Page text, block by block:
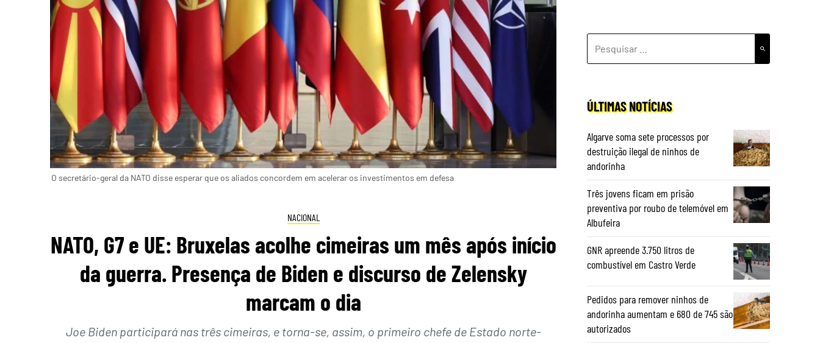
O secretário-geral da NATO disse esperar que os aliados concordem em acelerar os investimentos em defesa
NACIONAL
NATO, G7 e UE: Bruxelas acolhe cimeiras um mês após início
da guerra. Presença de Biden e discurso de Zelensky
marcam o dia
Joe Biden participará nas três cimeiras, e torna-se, assim, o primeiro chefe de Estado norte-
POR:
ÚLTIMAS NOTÍCIAS
Algarve soma sete processos por
destruição ilegal de ninhos de
andorinha
Três jovens ficam em prisão
preventiva por roubo de telemóvel em
Albufeira
GNR apreende 3.750 litros de
combustível em Castro Verde
Pedidos para remover ninhos de
andorinha aumentam e 680 de 745 são
autorizados